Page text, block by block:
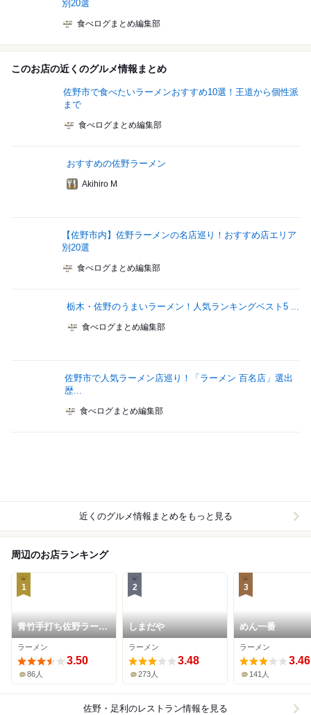
別20選
食べログまとめ編集部
このお店の近くのグルメ情報まとめ
佐野市で食べたいラーメンおすすめ10選！王道から個性派
まで
食べログまとめ編集部
おすすめの佐野ラーメン
Akihiro M
【佐野市内】佐野ラーメンの名店巡り！おすすめ店エリア
別20選
食べログまとめ編集部
栃木・佐野のうまいラーメン！人気ランキングベスト5 ...
食べログまとめ編集部
佐野市で人気ラーメン店巡り！「ラーメン 百名店」選出
歴...
食べログまとめ編集部
近くのグルメ情報まとめをもっと見る
周辺のお店ランキング
1
青竹手打ち佐野ラーメ
ン 加州屋
ラーメン
3.50
86人
2
しまだや
ラーメン
3.48
273人
3
めん一番
ラーメン
3.46
141人
佐野・足利 のレストラン情報を見る